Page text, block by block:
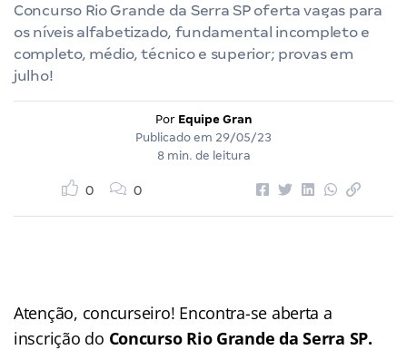
Concurso Rio Grande da Serra SP oferta vagas para
os níveis alfabetizado, fundamental incompleto e
completo, médio, técnico e superior; provas em
julho!
Por Equipe Gran
Publicado em 29/05/23
8 min. de leitura
0 0
Atenção, concurseiro! Encontra-se aberta a
inscrição do Concurso Rio Grande da Serra SP.